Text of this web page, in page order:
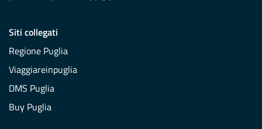
Siti collegati
Regione Puglia
Viaggiareinpuglia
DMS Puglia
Buy Puglia